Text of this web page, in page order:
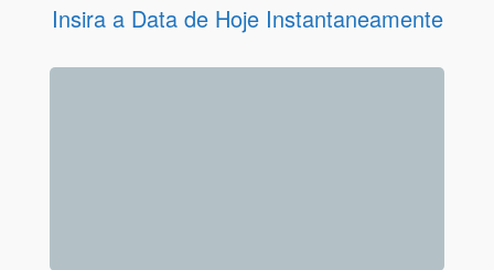
Insira a Data de Hoje Instantaneamente